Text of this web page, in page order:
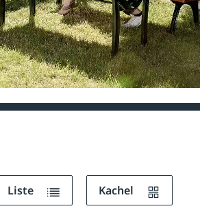
Liste Kachel